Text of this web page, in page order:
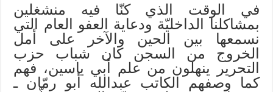
في الوقت الذي كنّا فيه منشغلين
بمشاكلنا الداخليّة ودعاية العفو العام التي
نسمعها بين الحين والآخر على أمل
الخروج من السجن كان شباب حزب
التحرير ينهلون من علم أبي ياسين، فهم
كما وصفهم الكاتب عبدالله أبو رمّان ـ